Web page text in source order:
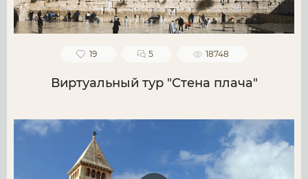
19 5 18748
Виртуальный тур "Стена плача"